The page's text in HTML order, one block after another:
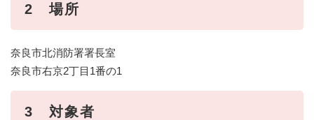
2 場所
奈良市北消防署署長室
奈良市右京2丁目1番の1
3 対象者